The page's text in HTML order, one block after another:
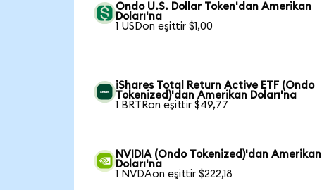
Ondo U.S. Dollar Token'dan Amerikan
Doları'na
1 USDon eşittir $1,00
iShares Total Return Active ETF (Ondo
Tokenized)'dan Amerikan Doları'na
1 BRTRon eşittir $49,77
NVIDIA (Ondo Tokenized)'dan Amerikan
Doları'na
1 NVDAon eşittir $222,18